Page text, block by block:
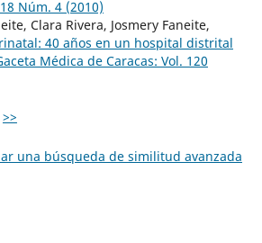
Núm. 4 (2010)
Clara Rivera, Josmery Faneite,
40 años en un hospital distrital
Médica de Caracas: Vol. 120
>>
una búsqueda de similitud avanzada